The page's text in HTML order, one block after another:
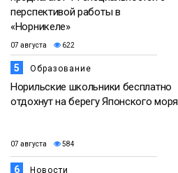
перспективой работы в
«Норникеле»
07 августа 622
5 Образование
Норильские школьники бесплатно
отдохнут на берегу Японского моря
07 августа 584
6 Новости